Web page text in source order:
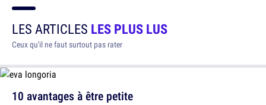
LES ARTICLES LES PLUS LUS
Ceux qu'il ne faut surtout pas rater
10 avantages à être petite